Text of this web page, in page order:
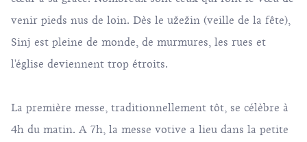
venir pieds nus de loin. Dès le užežin (veille de la fête),
Sinj est pleine de monde, de murmures, les rues et
l'église deviennent trop étroits.
La première messe, traditionnellement tôt, se célèbre à
4h du matin. A 7h, la messe votive a lieu dans la petite